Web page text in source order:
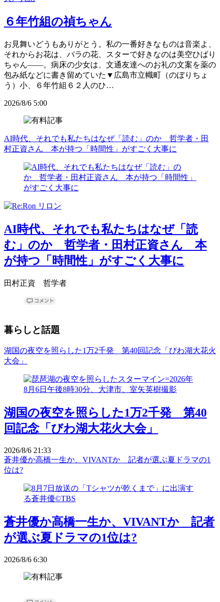
６年竹組の禎ちゃん
お見舞いどうもありがとう。私の一番好きなものは音楽よ、
それからお花は、バラの花、スターで好きなのは美空ひばり
ちゃん――。病床の少女は、文通友達へのお礼の文案を薬の
包み紙などに書き留めていた▼広島市立幟町（のぼりちょ
う）小、６年竹組６２人のひ…
2026/8/6 5:00
AI時代、それでも私たちはなぜ「読む」のか 哲学者・田
村正資さん 本が持つ「時間性」がすごく大事に
AI時代、それでも私たちはなぜ「読
む」のか 哲学者・田村正資さん 本
が持つ「時間性」がすごく大事に
田村正資 哲学者
暮らしと話題
湖国の夜空を照らした1万2千発 第40回記念「びわ湖大花火
大会」
湖国の夜空を照らした1万2千発 第40
回記念「びわ湖大花火大会」
2026/8/6 21:33
蒼井優か高橋一生か、VIVANTか 記者が選ぶ夏ドラマの1
位は?
蒼井優か高橋一生か、VIVANTか 記者
が選ぶ夏ドラマの1位は?
2026/8/6 6:30